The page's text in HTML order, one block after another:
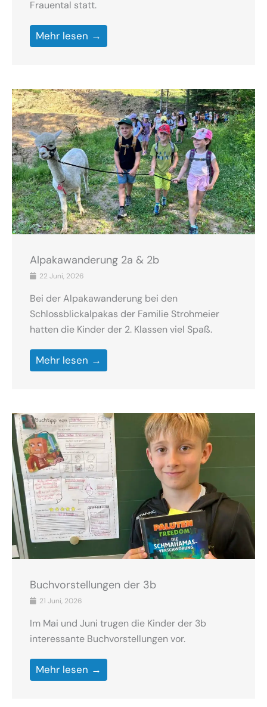
Frauental statt.
Mehr lesen →
Alpakawanderung 2a & 2b
22 Juni, 2026
Bei der Alpakawanderung bei den
Schlossblickalpakas der Familie Strohmeier
hatten die Kinder der 2. Klassen viel Spaß.
Mehr lesen →
Buchvorstellungen der 3b
21 Juni, 2026
Im Mai und Juni trugen die Kinder der 3b
interessante Buchvorstellungen vor.
Mehr lesen →